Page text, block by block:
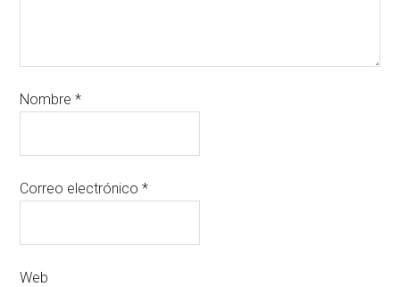
Nombre*
Correo electrónico*
Web